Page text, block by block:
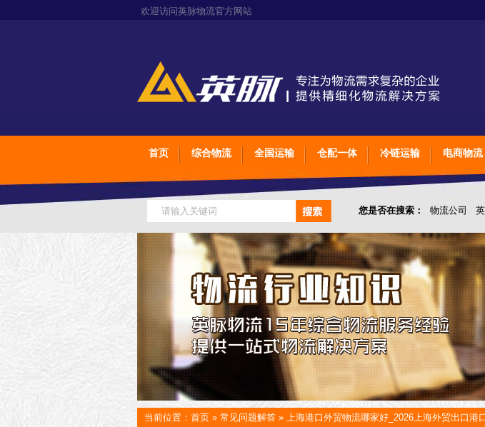
欢迎访问英脉物流官方网站
首页 综合物流 全国运输 仓配一体 冷链运输 电商物流
您是否在搜索： 物流公司
仓储综合专业定制物流 上海
当前位置： 首页 » 常见问题解答 » 上海港口外贸物流哪家好_2026上海外贸出口港